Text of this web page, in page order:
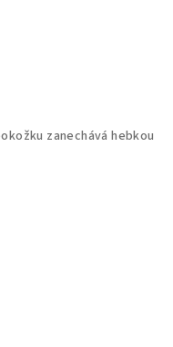
zanechává hebkou